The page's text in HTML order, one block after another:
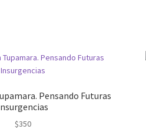
Pensando Futuras
$350